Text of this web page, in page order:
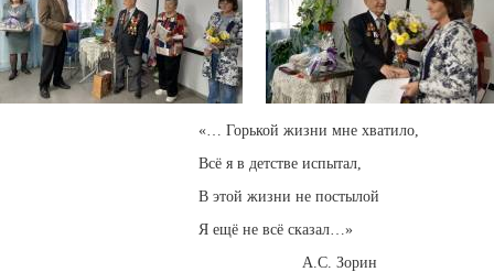
«… Горькой жизни мне хватило,
Всё я в детстве испытал,
В этой жизни не постылой
Я ещё не всё сказал…»
А.С. Зорин